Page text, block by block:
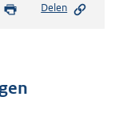
Delen